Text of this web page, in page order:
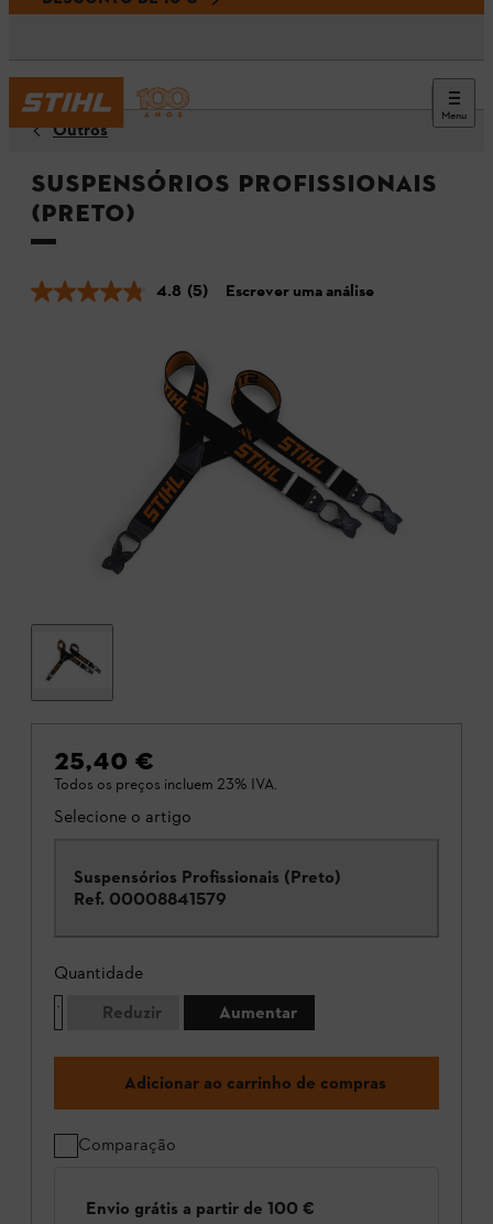
Menu
Outros
Suspensórios Profissionais
(Preto)
4.8 (5) Escrever uma análise
25,40 €
Todos os preços incluem 23% IVA.
Selecione o artigo
Suspensórios Profissionais (Preto)
Ref. 00008841579
Quantidade
Reduzir
Aumentar
Adicionar ao carrinho de compras
Comparação
Envio grátis a partir de 100 €